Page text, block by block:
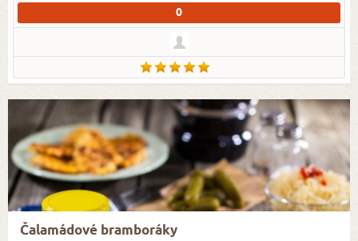
0
Čalamádové bramboráky